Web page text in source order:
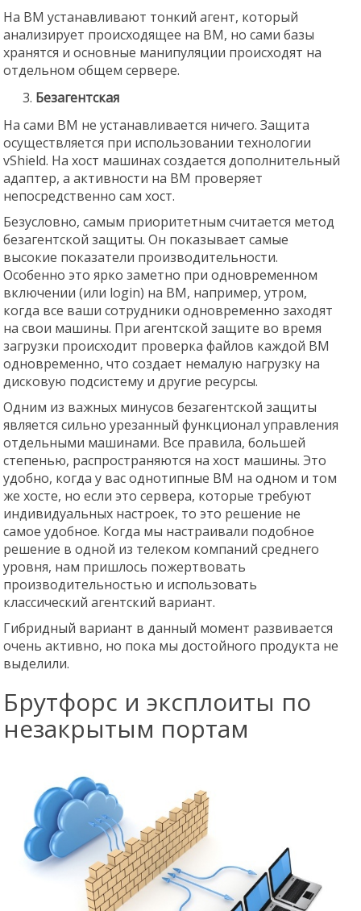
На ВМ устанавливают тонкий агент, который
анализирует происходящее на ВМ, но сами базы
хранятся и основные манипуляции происходят на
отдельном общем сервере.
Безагентская
На сами ВМ не устанавливается ничего. Защита
осуществляется при использовании технологии
vShield. На хост машинах создается дополнительный
адаптер, а активности на ВМ проверяет
непосредственно сам хост.
Безусловно, самым приоритетным считается метод
безагентской защиты. Он показывает самые
высокие показатели производительности.
Особенно это ярко заметно при одновременном
включении (или login) на ВМ, например, утром,
когда все ваши сотрудники одновременно заходят
на свои машины. При агентской защите во время
загрузки происходит проверка файлов каждой ВМ
одновременно, что создает немалую нагрузку на
дисковую подсистему и другие ресурсы.
Одним из важных минусов безагентской защиты
является сильно урезанный функционал управления
отдельными машинами. Все правила, большей
степенью, распространяются на хост машины. Это
удобно, когда у вас однотипные ВМ на одном и том
же хосте, но если это сервера, которые требуют
индивидуальных настроек, то это решение не
самое удобное. Когда мы настраивали подобное
решение в одной из телеком компаний среднего
уровня, нам пришлось пожертвовать
производительностью и использовать
классический агентский вариант.
Гибридный вариант в данный момент развивается
очень активно, но пока мы достойного продукта не
выделили.
Брутфорс и эксплоиты по
незакрытым портам